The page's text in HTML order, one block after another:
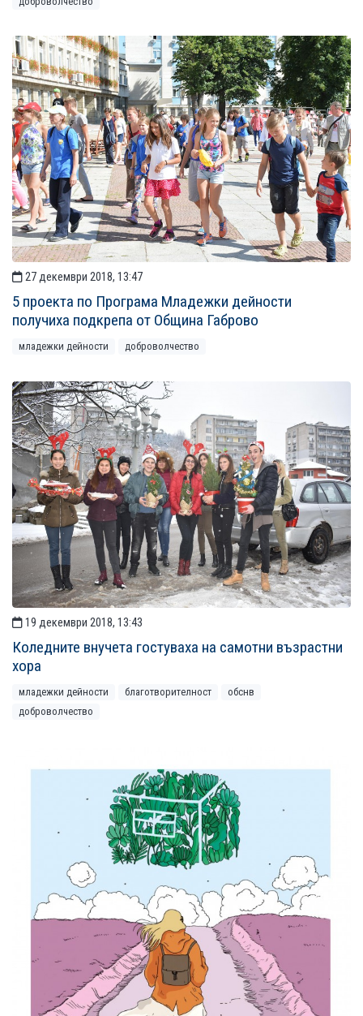
27 декември 2018, 13:47
5 проекта по Програма Младежки дейности
получиха подкрепа от Община Габрово
младежки дейности доброволчество
19 декември 2018, 13:43
Коледните внучета гостуваха на самотни възрастни
хора
младежки дейности благотворителност
обснв
доброволчество